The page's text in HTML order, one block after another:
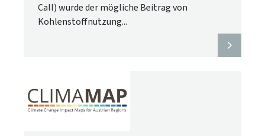
Call) wurde der mögliche Beitrag von
Kohlenstoffnutzung...